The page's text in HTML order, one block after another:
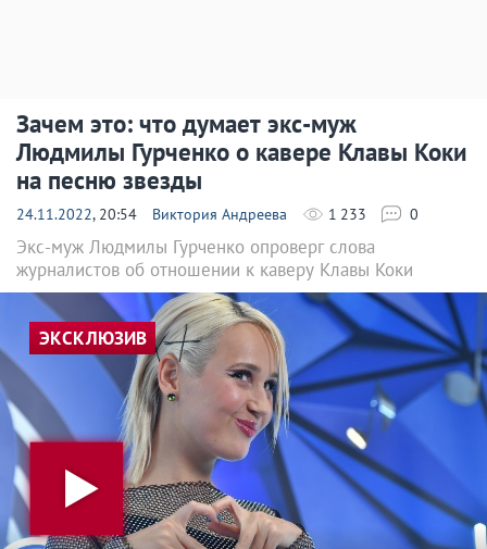
Зачем это: что думает экс-муж
Людмилы Гурченко о кавере Клавы Коки
на песню звезды
24.11.2022, 20:54 Виктория Андреева 1 233 0
Экс-муж Людмилы Гурченко опроверг слова
журналистов об отношении к каверу Клавы Коки
ЭКСКЛЮЗИВ